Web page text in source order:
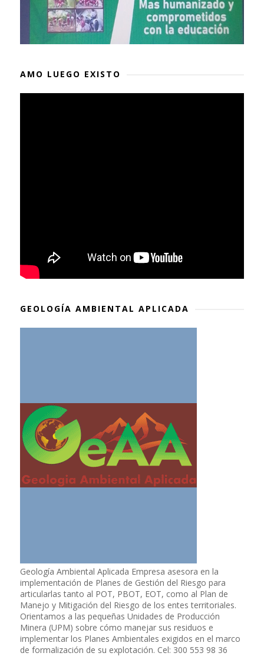
AMO LUEGO EXISTO
GEOLOGÍA AMBIENTAL APLICADA
Geología Ambiental Aplicada Empresa asesora en la
implementación de Planes de Gestión del Riesgo para
articularlas tanto al POT, PBOT, EOT, como al Plan de
Manejo y Mitigación del Riesgo de los entes territoriales.
Orientamos a las pequeñas Unidades de Producción
Minera (UPM) sobre cómo manejar sus residuos e
implementar los Planes Ambientales exigidos en el marco
de formalización de su explotación. Cel: 300 553 98 36